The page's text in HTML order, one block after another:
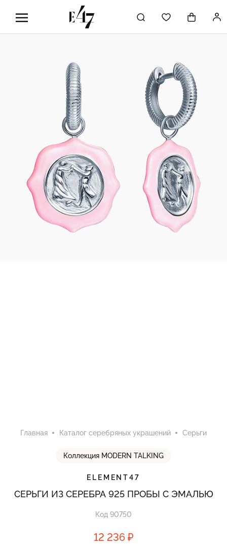
Главная Каталог серебряных украшений Серьги
Коллекция MODERN TALKING
ELEMENT47
СЕРЬГИ ИЗ СЕРЕБРА 925 ПРОБЫ С ЭМАЛЬЮ
Код 90750
12 236 ₽